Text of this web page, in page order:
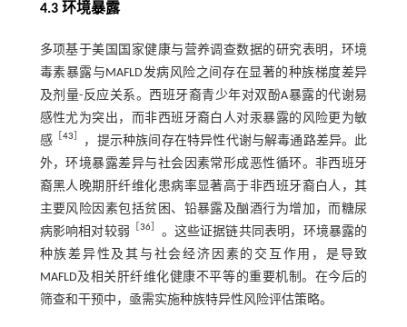
4.3 环境暴露
多项基于美国国家健康与营养调查数据的研究表明，环境
毒素暴露与MAFLD发病风险之间存在显著的种族梯度差异
及剂量-反应关系。西班牙裔青少年对双酚A暴露的代谢易
感性尤为突出，而非西班牙裔白人对汞暴露的风险更为敏
感［43］
，提示种族间存在特异性代谢与解毒通路差异。此
外，环境暴露差异与社会因素常形成恶性循环。非西班牙
裔黑人晚期肝纤维化患病率显著高于非西班牙裔白人，其
主要风险因素包括贫困、铅暴露及酗酒行为增加，而糖尿
病影响相对较弱 ［36］ 。这些证据链共同表明，环境暴露的
种族差异性及其与社会经济因素的交互作用，是导致
MAFLD及相关肝纤维化健康不平等的重要机制。在今后的
筛查和干预中，亟需实施种族特异性风险评估策略。